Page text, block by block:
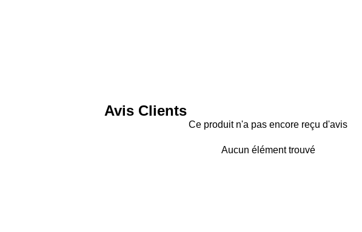
Avis Clients
Ce produit n'a pas encore reçu d'avis
Aucun élément trouvé